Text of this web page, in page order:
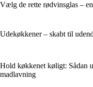
Vælg de rette rødvinsglas –
Udekøkkener – skabt til
Hold køkkenet køligt: Sådan
madlavning